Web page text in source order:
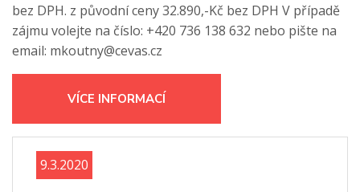
bez DPH. z původní ceny 32.890,-Kč bez DPH V případě
zájmu volejte na číslo: +420 736 138 632 nebo pište na
email: mkoutny@cevas.cz
VÍCE INFORMACÍ
9.3.2020